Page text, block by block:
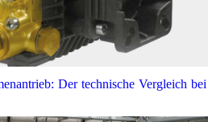
Der technische Vergleich bei